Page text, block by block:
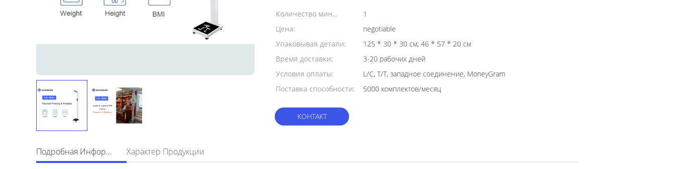
Количество мин
заказа:
1
Цена:
negotiable
Упаковывая детали:
125 * 30 * 30 см; 46 * 57 * 20 см
Время доставки:
3-20 рабочих дней
Условия оплаты:
L/C, T/T, западное соединение, MoneyGram
Поставка способности:
5000 комплектов/месяц
КОНТАКТ
Подробная Информация Характер Продукции